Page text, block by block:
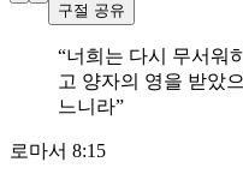
구절 공유
“너희는 다시 무서워
고 양자의 영을 받았
느니라”
로마서 8:15